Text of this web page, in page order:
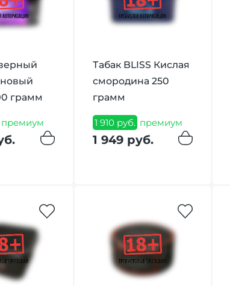
грамм
премиум
Табак BLISS Кислая
смородина 250
грамм
1 910 руб. премиум
1 949 руб.